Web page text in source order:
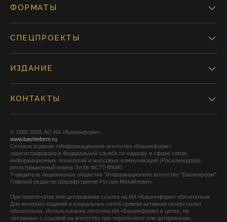
ФОРМАТЫ
СПЕЦПРОЕКТЫ
ИЗДАНИЕ
КОНТАКТЫ
© 1992-2026 АО ИА «Башинформ».
www.bashinform.ru
Сетевое издание «Информационное агентство «Башинформ»
зарегистрировано в Федеральной службе по надзору в сфере связи,
информационных технологий и массовых коммуникаций (Роскомнадзор),
регистрационный номер Эл № ФС77-88040
Учредитель Акционерное общество "Информационное агентство "Башинформ"
Главный редактор Шарафутдинов Руслан Михайлович
При перепечатке или цитировании ссылка на ИА «Башинформ» обязательна.
Для интернет-изданий и социальных сетей прямая активная гиперссылка
обязательна. Использование логотипа ИА «Башинформ» в целях, не
связанных с ссылкой на агентство при перепечатке или цитировании,